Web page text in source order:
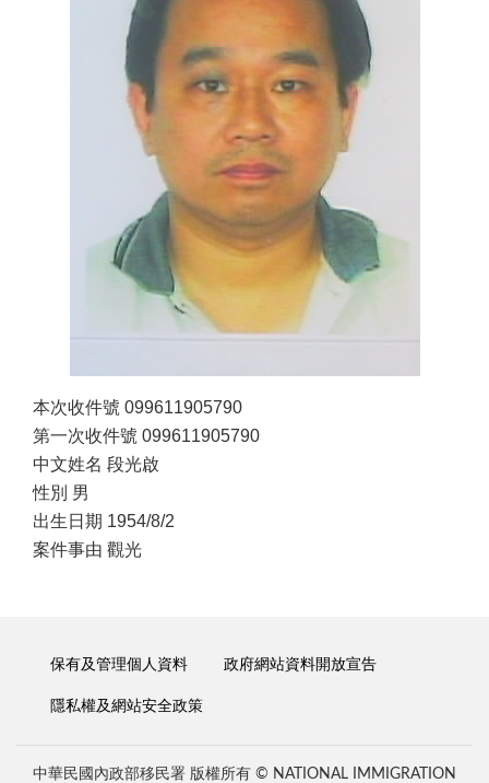
本次收件號 099611905790
第一次收件號 099611905790
中文姓名 段光啟
性別 男
出生日期 1954/8/2
案件事由 觀光
保有及管理個人資料 政府網站資料開放宣告
隱私權及網站安全政策
中華民國內政部移民署 版權所有 © NATIONAL IMMIGRATION